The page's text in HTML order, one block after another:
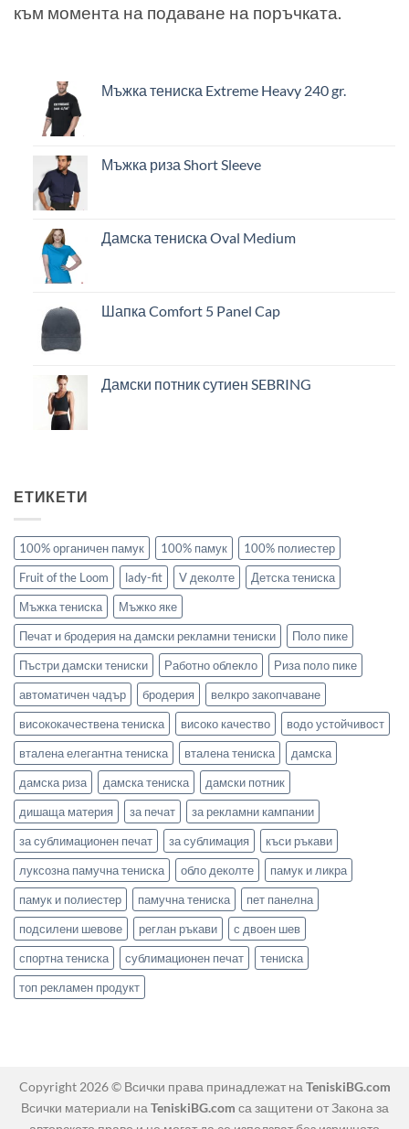
към момента на подаване на поръчката.
Мъжка тениска Extreme Heavy 240 gr.
Мъжка риза Short Sleeve
Дамска тениска Oval Medium
Шапка Comfort 5 Panel Cap
Дамски потник сутиен SEBRING
ЕТИКЕТИ
100% органичен памук 100% памук
100% полиестер
Fruit of the Loom
lady-fit V деколте
Детска тениска
Мъжка тениска
Мъжко яке
Печат и бродерия на дамски рекламни тениски
Поло пике
Пъстри дамски тениски
Работно облекло
Риза поло пике
автоматичен чадър
бродерия
велкро закопчаване
висококачествена тениска
високо качество
водо устойчивост
вталена елегантна тениска
вталена тениска
дамска
дамска риза
дамска тениска
дамски потник
дишаща материя
за печат
за рекламни кампании
за сублимационен печат
за сублимация
къси ръкави
луксозна памучна тениска
обло деколте
памук и ликра
памук и полиестер
памучна тениска
пет панелна
подсилени шевове
реглан ръкави
с двоен шев
спортна тениска
сублимационен печат
тениска
топ рекламен продукт
Copyright 2026 © Всички права принадлежат на TeniskiBG.com
Всички материали на TeniskiBG.com са защитени от Закона за